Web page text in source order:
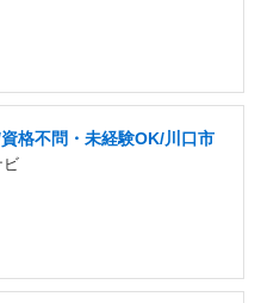
格不問・未経験OK/川口市
ビ